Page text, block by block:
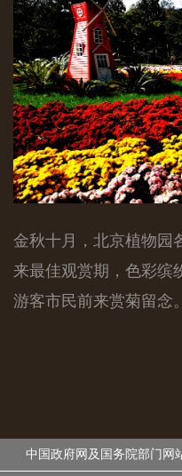
金秋十月，北京植物园
来最佳观赏期，色彩缤
游客市民前来赏菊留念。
中国政府网及国务院部门网